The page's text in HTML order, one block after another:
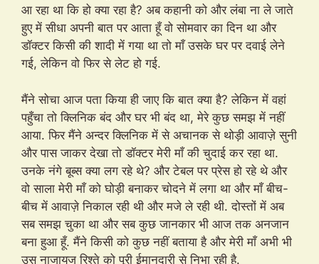
आ रहा था कि हो क्या रहा है? अब कहानी को और लंबा ना ले जाते
हुए में सीधा अपनी बात पर आता हूँ वो सोमवार का दिन था और
डॉक्टर किसी की शादी में गया था तो माँ उसके घर पर दवाई लेने
गई, लेकिन वो फिर से लेट हो गई.
मैंने सोचा आज पता किया ही जाए कि बात क्या है? लेकिन में वहां
पहुँचा तो क्लिनिक बंद और घर भी बंद था, मेरे कुछ समझ में नहीं
आया. फिर मैंने अन्दर क्लिनिक में से अचानक से थोड़ी आवाज़े सुनी
और पास जाकर देखा तो डॉक्टर मेरी माँ की चुदाई कर रहा था.
उनके नंगे बूब्स क्या लग रहे थे? और टेबल पर प्रेस हो रहे थे और
वो साला मेरी माँ को घोड़ी बनाकर चोदने में लगा था और माँ बीच-
बीच में आवाज़े निकाल रही थी और मजे ले रही थी. दोस्तों में अब
सब समझ चुका था और सब कुछ जानकार भी आज तक अनजान
बना हुआ हूँ. मैंने किसी को कुछ नहीं बताया है और मेरी माँ अभी भी
उस नाजायज रिश्ते को पूरी ईमानदारी से निभा रही है.